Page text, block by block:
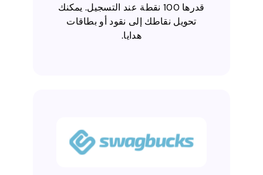
قدرها 100 نقطة عند التسجيل. يمكنك
تحويل نقاطك إلى نقود أو بطاقات
هدايا.